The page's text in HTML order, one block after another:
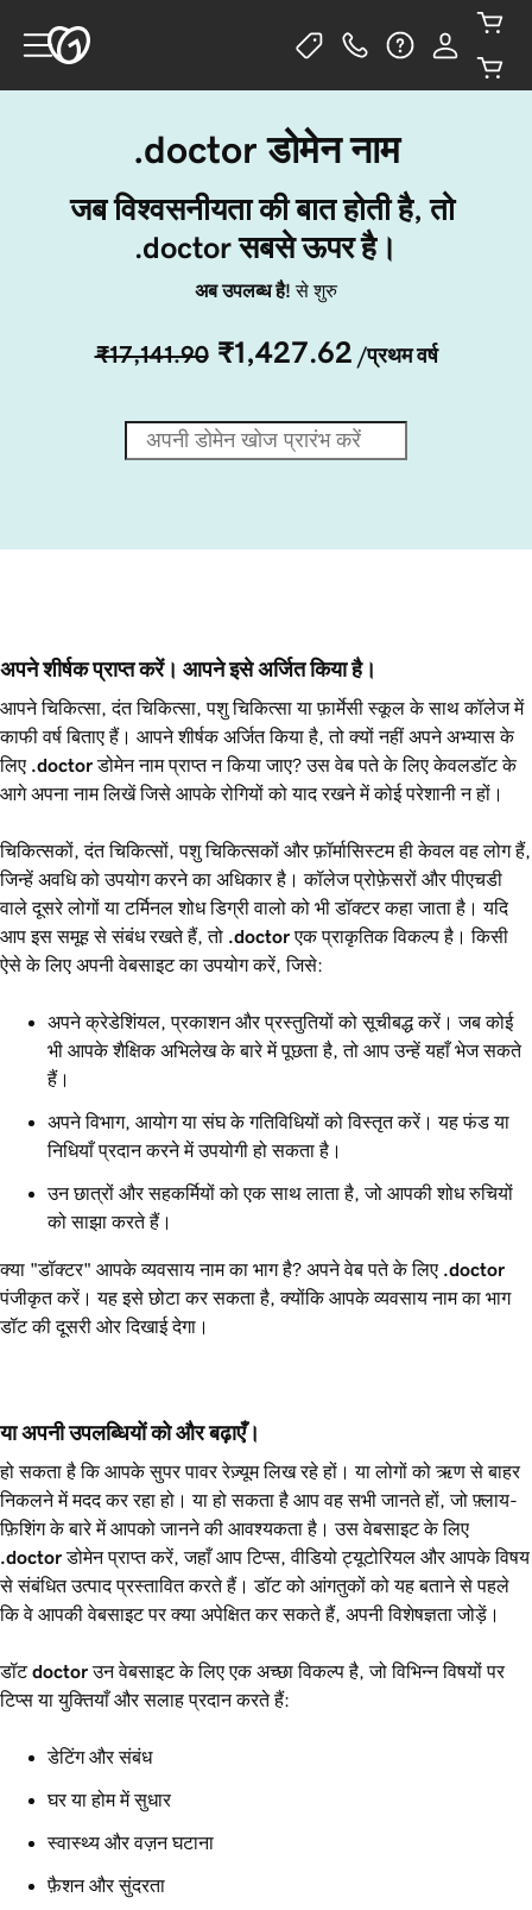
.doctor डोमेन नाम
जब विश्वसनीयता की बात होती है, तो
.doctor सबसे ऊपर है।
अब उपलब्ध है!से शुरु
₹17,141.90 ₹1,427.62 /प्रथम वर्ष
अपने शीर्षक प्राप्त करें। आपने इसे अर्जित किया है।
आपने चिकित्सा, दंत चिकित्सा, पशु चिकित्सा या फ़ार्मेसी स्कूल के साथ कॉलेज में
काफी वर्ष बिताए हैं। आपने शीर्षक अर्जित किया है, तो क्यों नहीं अपने अभ्यास के
लिए .doctorडोमेन नाम प्राप्त न किया जाए? उस वेब पते के लिए केवलडॉट के
आगे अपना नाम लिखें जिसे आपके रोगियों को याद रखने में कोई परेशानी न हों।
चिकित्सकों, दंत चिकित्सों, पशु चिकित्सकों और फ़ॉर्मासिस्टम ही केवल वह लोग हैं,
जिन्हें अवधि को उपयोग करने का अधिकार है। कॉलेज प्रोफ़ेसरों और पीएचडी
वाले दूसरे लोगों या टर्मिनल शोध डिग्री वालो को भी डॉक्टर कहा जाता है। यदि
आप इस समूह से संबंध रखते हैं, तो .doctorएक प्राकृतिक विकल्प है। किसी
ऐसे के लिए अपनी वेबसाइट का उपयोग करें, जिसे:
अपने क्रेडेशिंयल, प्रकाशन और प्रस्तुतियों को सूचीबद्ध करें। जब कोई
भी आपके शैक्षिक अभिलेख के बारे में पूछता है, तो आप उन्हें यहाँ भेज सकते
हैं।
अपने विभाग, आयोग या संघ के गतिविधियों को विस्तृत करें। यह फंड या
निधियाँ प्रदान करने में उपयोगी हो सकता है।
उन छात्रों और सहकर्मियों को एक साथ लाता है, जो आपकी शोध रुचियों
को साझा करते हैं।
क्या "डॉक्टर" आपके व्यवसाय नाम का भाग है? अपने वेब पते के लिए .doctor
पंजीकृत करें। यह इसे छोटा कर सकता है, क्योंकि आपके व्यवसाय नाम का भाग
डॉट की दूसरी ओर दिखाई देगा।
या अपनी उपलब्धियों को और बढ़ाएँ।
हो सकता है कि आपके सुपर पावर रेज़्यूम लिख रहे हों। या लोगों को ऋण से बाहर
निकलने में मदद कर रहा हो। या हो सकता है आप वह सभी जानते हों, जो फ़्लाय-
फ़िशिंग के बारे में आपको जानने की आवश्यकता है। उस वेबसाइट के लिए
.doctorडोमेन प्राप्त करें, जहाँ आप टिप्स, वीडियो ट्यूटोरियल और आपके विषय
से संबंधित उत्पाद प्रस्तावित करते हैं। डॉट को आंगतुकों को यह बताने से पहले
कि वे आपकी वेबसाइट पर क्या अपेक्षित कर सकते हैं, अपनी विशेषज्ञता जोड़ें।
डॉटdoctorउन वेबसाइट के लिए एक अच्छा विकल्प है, जो विभिन्न विषयों पर
टिप्स या युक्तियाँ और सलाह प्रदान करते हैं:
डेटिंग और संबंध
घर या होम में सुधार
स्वास्थ्य और वज़न घटाना
फ़ैशन और सुंदरता